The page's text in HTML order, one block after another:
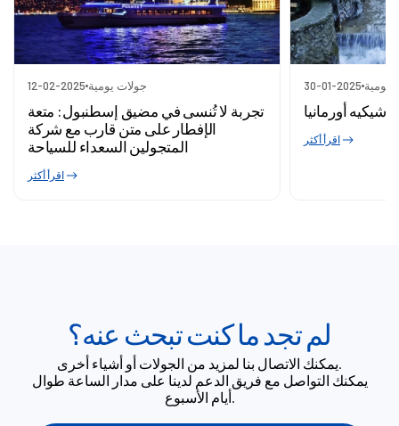
12-02-2025 جولات يومية
تجربة لا تُنسى في مضيق إسطنبول: متعة
الإفطار على متن قارب مع شركة
المتجولين السعداء للسياحة
اقرأ أكثر
30-01-2025 يومية
أورمانيا
اقرأ أكثر
لم تجد ما كنت تبحث عنه؟
يمكنك الاتصال بنا لمزيد من الجولات أو أشياء أخرى.
يمكنك التواصل مع فريق الدعم لدينا على مدار الساعة طوال
أيام الأسبوع.